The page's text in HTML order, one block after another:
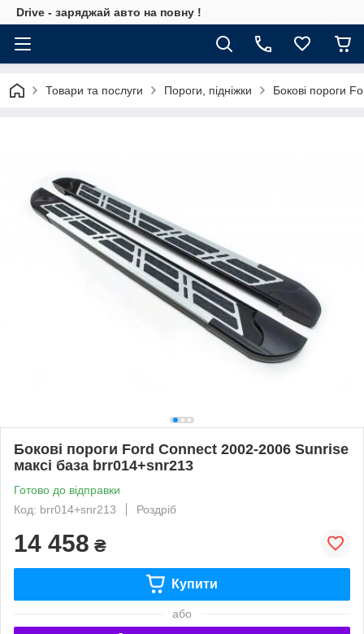
Drive - заряджай авто на повну !
Товари та послуги Пороги, підніжки Бокові пороги
Бокові пороги Ford Connect 2002-2006 Sunrise
максі база brr014+snr213
Готово до відправки
Код: brr014+snr213
Роздріб
14 458 ₴
Купити
або